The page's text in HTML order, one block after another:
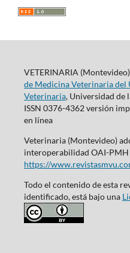
VETERINARIA
de Medicina Veterinaria del
Veterinaria, Universidad de
ISSN 0376-4362 versión
en línea
Veterinaria (Montevideo)
interoperabilidad OAI-PMH
https://
Todo el contenido de esta
identificado, está bajo una